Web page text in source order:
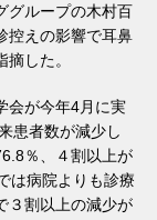
グループの木村百
控えの影響で耳鼻
した。
会が今年4月に実
患者数が減少し
％、４割以上が
は病院よりも診療
３割以上の減少が